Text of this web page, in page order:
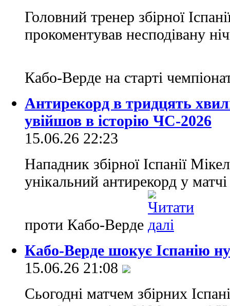
Головний тренер збірної
прокоментував несподівану
Кабо-Верде на старті
Антирекорд в тридцять
увійшов в історію ЧС-2026
15.06.26 22:23
Нападник збірної Іспанії
унікальний антирекорд у
проти Кабо-Верде
Кабо-Верде шокує Іспанію
15.06.26 21:08
Сьогодні матчем збірних